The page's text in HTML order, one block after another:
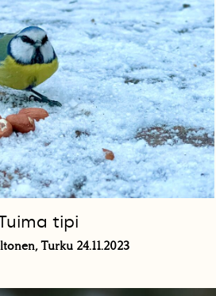
tipi
Turku 24.11.2023